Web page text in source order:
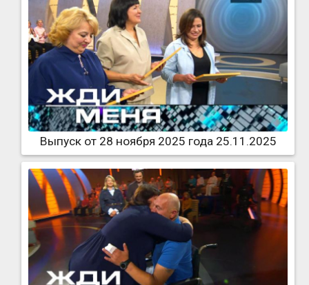
Выпуск от 28 ноября 2025 года 25.11.2025